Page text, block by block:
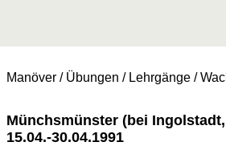
Manöver / Übungen / Lehrgänge /
Münchsmünster (bei
15.04.-30.04.1991